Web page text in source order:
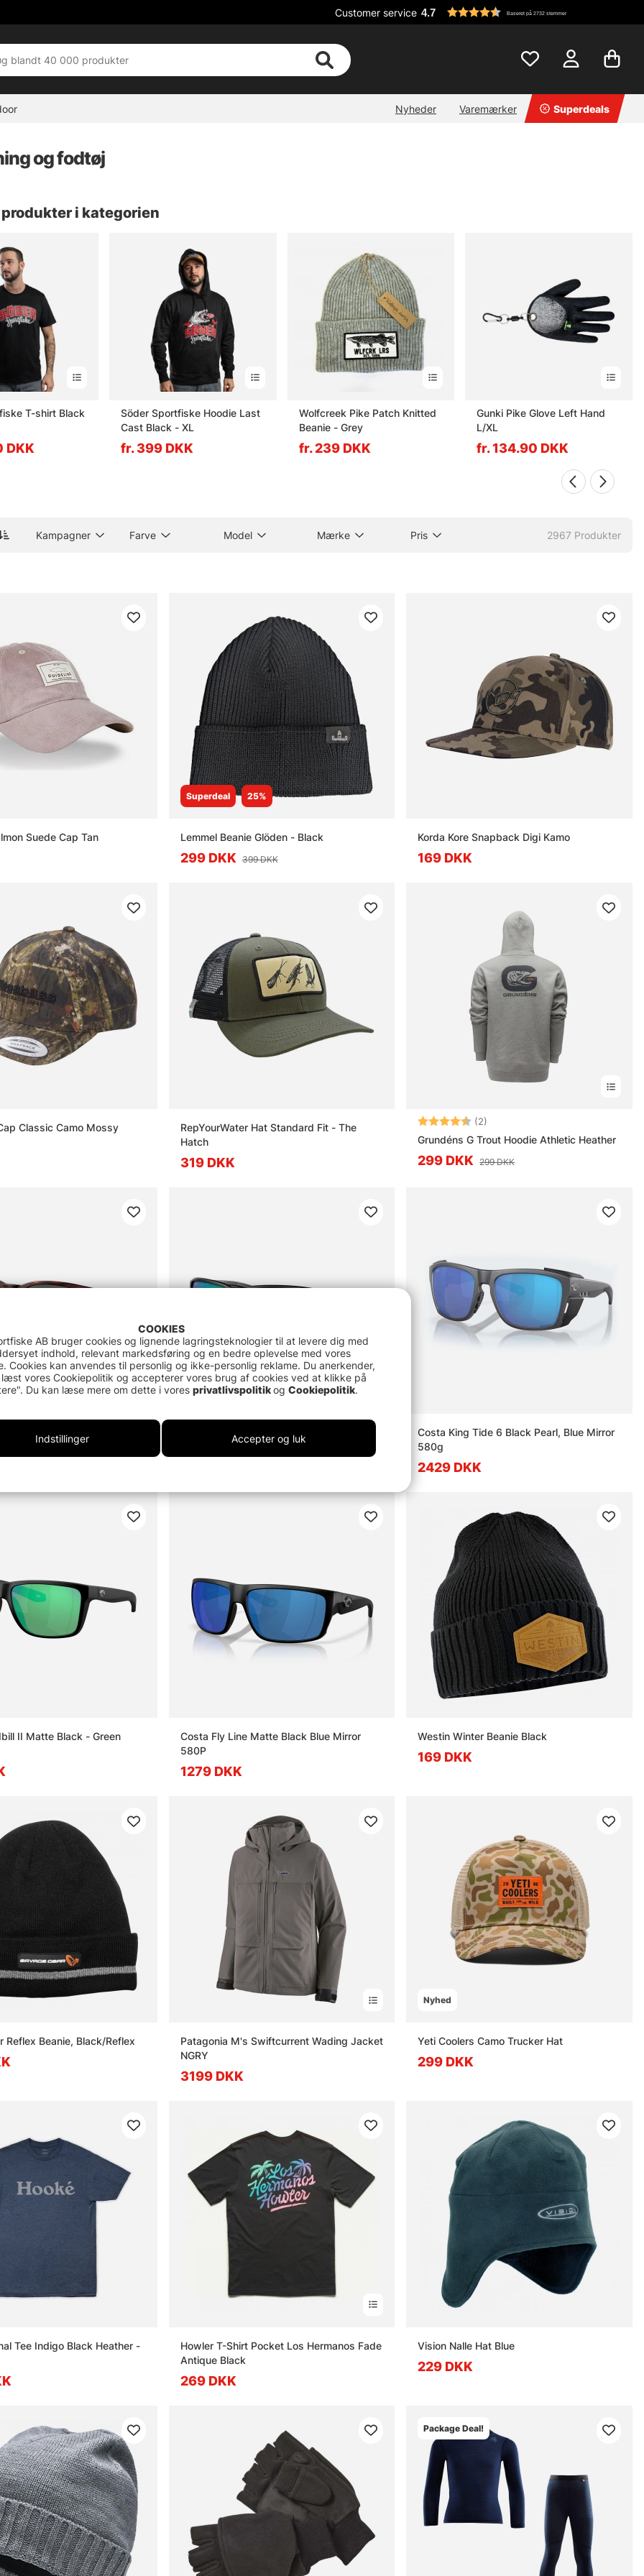
Customer service 4.7 Baseret på 2732 stemmer
Nyheder Varemærker Superdeals
og fodtøj
i kategorien
T-shirt Black
DKK
Söder Sportfiske Hoodie Last
Cast Black - XL
fr. 399 DKK
Wolfcreek Pike Patch Knitted
Beanie - Grey
fr. 239 DKK
Gunki Pike Glove Left Hand
L/XL
fr. 134.90 DKK
Kampagner Farve Model Mærke Pris 2967 Produkter
Guideline Salmon Suede Cap Tan
Superdeal 25%
Lemmel Beanie Glöden - Black
299 DKK 399 DKK
Korda Kore Snapback Digi Kamo
169 DKK
Classic Camo Mossy
RepYourWater Hat Standard Fit - The
Hatch
319 DKK
Vurdering: (2)
Grundéns G Trout Hoodie Athletic Heather
299 DKK 299 DKK
Matte Tortoise Gray 580G
Costa Fantail Pro Matte Black - Green
Mirror 580G
Costa King Tide 6 Black Pearl, Blue Mirror
580g
2429 DKK
II Matte Black - Green
Costa Fly Line Matte Black Blue Mirror
580P
1279 DKK
Westin Winter Beanie Black
169 DKK
Reflex Beanie, Black/Reflex
Patagonia M's Swiftcurrent Wading Jacket
NGRY
3199 DKK
Nyhed
Yeti Coolers Camo Trucker Hat
299 DKK
Tee Indigo Black Heather -
Howler T-Shirt Pocket Los Hermanos Fade
Antique Black
269 DKK
Vision Nalle Hat Blue
229 DKK
Package Deal!
COOKIES
AB bruger cookies og lignende lagringsteknologier til at levere dig med
indhold, relevant markedsføring og en bedre oplevelse med vores
Cookies kan anvendes til personlig og ikke-personlig reklame. Du anerkender,
vores Cookiepolitik og accepterer vores brug af cookies ved at klikke på
Du kan læse mere om dette i vores privatlivspolitikog Cookiepolitik.
Indstillinger Accepter og luk